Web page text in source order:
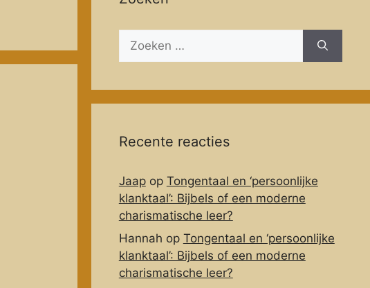
naar:
Recente reacties
Jaapop Tongentaal en ‘persoonlijke
klanktaal’: Bijbels of een moderne
charismatische leer?
Hannah op Tongentaal en ‘persoonlijke
klanktaal’: Bijbels of een moderne
charismatische leer?